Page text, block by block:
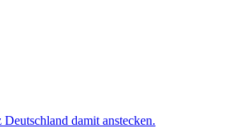
damit anstecken.